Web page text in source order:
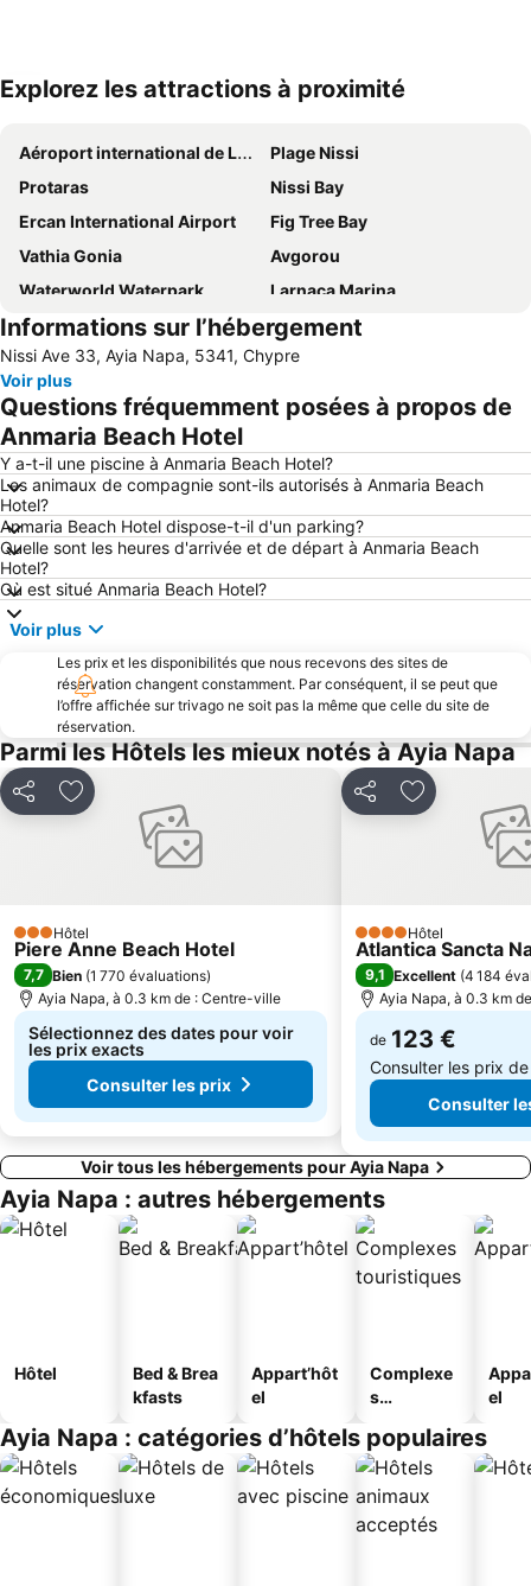
Explorez les attractions à proximité
Aéroport international de Larnaca
Plage Nissi
Protaras
Nissi Bay
Ercan International Airport
Fig Tree Bay
Vathia Gonia
Avgorou
Waterworld Waterpark
Larnaca Marina
Pernera A
Konnos Bay
Pernera P
Makronissos
Mckenzie Beach
landa
Katsarka
Ammos of Kabouri
Glapsides Beach
Phinikoudes Beach
Ellinas
Ayia Anna
Pantachou
Agia Thekla
Informations sur l’hébergement
Nissi Ave 33, Ayia Napa, 5341, Chypre
Voir plus
Questions fréquemment posées à propos de
Anmaria Beach Hotel
Y a-t-il une piscine à Anmaria Beach Hotel?
Les animaux de compagnie sont-ils autorisés à Anmaria Beach
Hotel?
Anmaria Beach Hotel dispose-t-il d'un parking?
Quelle sont les heures d'arrivée et de départ à Anmaria Beach
Hotel?
Où est situé Anmaria Beach Hotel?
Voir plus
Les prix et les disponibilités que nous recevons des sites de
réservation changent constamment. Par conséquent, il se peut que
l’offre affichée sur trivago ne soit pas la même que celle du site de
réservation.
Parmi les Hôtels les mieux notés à Ayia Napa
PartagerAjouter à mes favoris
3 Étoiles
Hôtel
Piere Anne Beach Hotel
7,7 Bien (1 770 évaluations)
Ayia Napa, à 0.3 km de : Centre-ville
Sélectionnez des dates pour voir
les prix exacts
Consulter les prix
PartagerAjouter à
4 ÉtoilesHôtel
Atlantica Sancta
9,1 Excellent (4 184
Ayia Napa, à 0.3 km
de 123 €
Consulter les prix
Consulter
Voir tous les hébergements pour Ayia Napa
Ayia Napa : autres hébergements
Hôtel
Bed & Brea
kfasts
Appart’hôt
el
Complexe
s
s
el
Ayia Napa : catégories d’hôtels populaires